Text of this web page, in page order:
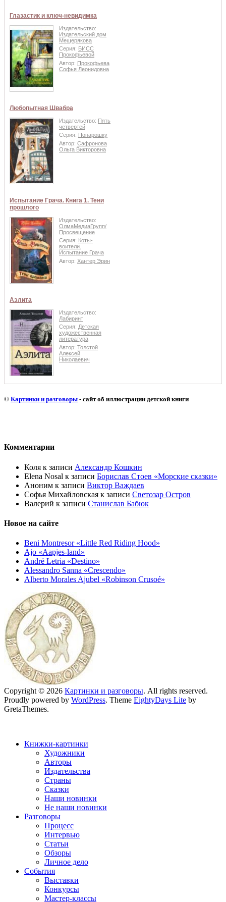
Глазастик и ключ-невидимка
Издательство:
Издательский дом
Мещерякова
Серия: БИСС
Прокофьевой
Автор: Прокофьева
Софья Леонидовна
Любопытная Швабра
Издательство: Пять
четвертей
Серия: Понарошку
Автор: Сафронова
Ольга Викторовна
Испытание Грача. Книга 1. Тени
прошлого
Издательство:
ОлмаМедиаГрупп/
Просвещение
Серия: Коты-
воители.
Испытание Грача
Автор: Хантер Эрин
Аэлита
Издательство:
Лабиринт
Серия: Детская
художественная
литература
Автор: Толстой
Алексей
Николаевич
© Картинки и разговоры - сайт об иллюстрации детской книги
Комментарии
Коля к записи Александр Кошкин
Elena Nosal к записи Борислав Стоев «Морские сказки»
Аноним к записи Виктор Важдаев
Софья Михайловская к записи Светозар Остров
Валерий к записи Станислав Бабюк
Новое на сайте
Beni Montresor «Little Red Riding Hood»
Ajo «Aapjes-land»
André Letria «Destino»
Alessandro Sanna «Crescendo»
Alberto Morales Ajubel «Robinson Crusoé»
Copyright © 2026 Картинки и разговоры. All rights reserved.
Proudly powered by WordPress. Theme EightyDays Lite by
GretaThemes.
Книжки-картинки
Художники
Авторы
Издательства
Страны
Сказки
Наши новинки
Не наши новинки
Разговоры
Процесс
Интервью
Статьи
Обзоры
Личное дело
События
Выставки
Конкурсы
Мастер-классы